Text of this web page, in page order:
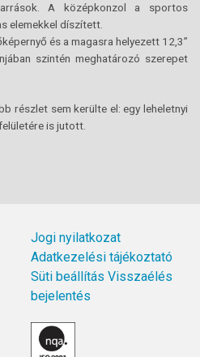
A középkonzol a sportos
elemekkel díszített.
és a magasra helyezett 12,3”
szintén meghatározó szerepet
részlet sem kerülte el: egy leheletnyi
is jutott.
Jogi nyilatkozat
Adatkezelési tájékoztató
Süti beállítás Visszaélés
bejelentés